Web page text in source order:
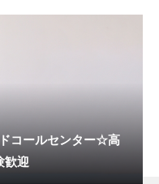
コールセンター☆高
歓迎